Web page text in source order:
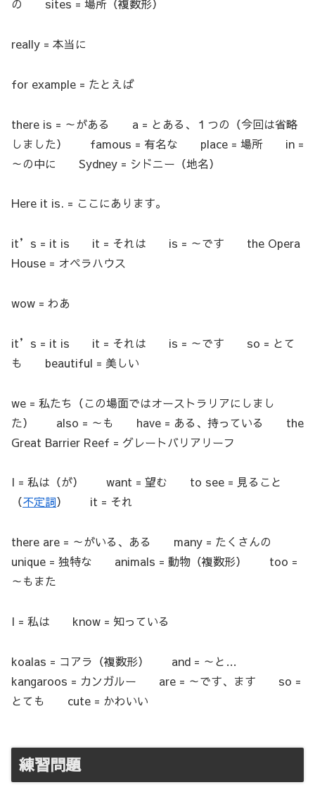
の sites = 場所（複数形）
really = 本当に
for example = たとえば
there is = ～がある a = とある、１つの（今回は省略
しました） famous = 有名な place = 場所 in =
～の中に Sydney = シドニー（地名）
Here it is. = ここにあります。
it’s = it is it = それは is = ～です the Opera
House = オペラハウス
wow = わあ
it’s = it is it = それは is = ～です so = とて
も beautiful = 美しい
we = 私たち（この場面ではオーストラリアにしまし
た） also = ～も have = ある、持っている the
Great Barrier Reef = グレートバリアリーフ
I = 私は（が） want = 望む to see = 見ること
（不定詞） it = それ
there are = ～がいる、ある many = たくさんの
unique = 独特な animals = 動物（複数形） too =
～もまた
I = 私は know = 知っている
koalas = コアラ（複数形） and = ～と…
kangaroos = カンガルー are = ～です、ます so =
とても cute = かわいい
練習問題